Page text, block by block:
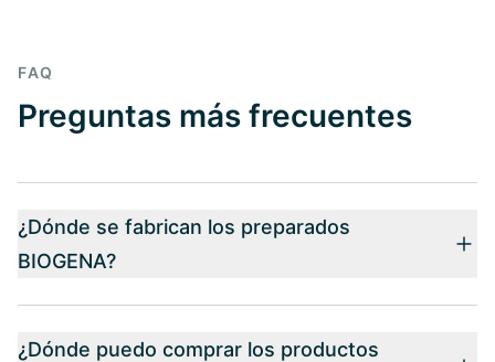
FAQ
Preguntas más frecuentes
¿Dónde se fabrican los preparados
BIOGENA?
¿Dónde puedo comprar los productos